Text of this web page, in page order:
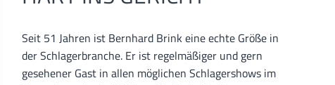
Seit 51 Jahren ist Bernhard Brink eine echte Größe in
der Schlagerbranche. Er ist regelmäßiger und gern
gesehener Gast in allen möglichen Schlagershows im